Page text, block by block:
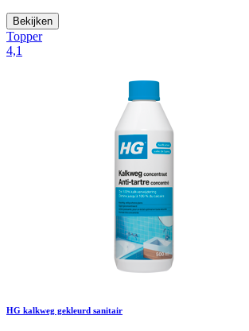
Bekijken
Topper
4,1
HG kalkweg gekleurd sanitair